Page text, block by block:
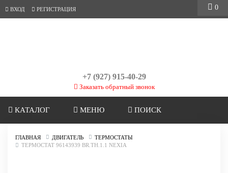
ВХОД РЕГИСТРАЦИЯ
+7 (927) 915-40-29
Заказать обратный звонок
КАТАЛОГ МЕНЮ ПОИСК
ГЛАВНАЯ ДВИГАТЕЛЬ
ТЕРМОСТАТЫ
ТЕРМОСТАТ 96143939 BR.TH.1.1 NEXIA
0